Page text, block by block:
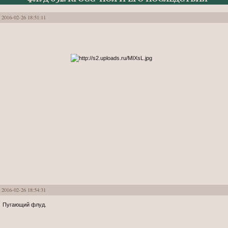
2016-02-26 18:51:11
2016-02-26 18:54:31
Пугающий флуд.